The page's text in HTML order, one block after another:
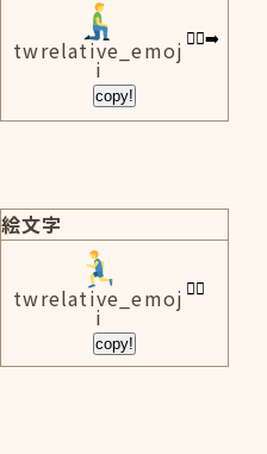
twrelative_emoj
i
copy!
絵文字
twrelative_emoj
i
copy!